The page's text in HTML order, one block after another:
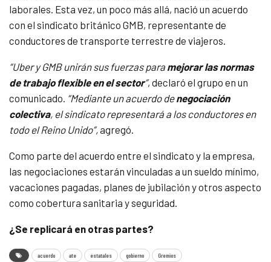
laborales. Esta vez, un poco más allá, nació un acuerdo
con el sindicato británico GMB, representante de
conductores de transporte terrestre de viajeros.
“Uber y GMB unirán sus fuerzas para mejorar las normas
de trabajo flexible en el sector”, declaró el grupo en un
comunicado. “Mediante un acuerdo denegociación
colectiva, el sindicato representará a los conductores en
todo el Reino Unido”,agregó.
Como parte del acuerdo entre el sindicato y la empresa,
las negociaciones estarán vinculadas a un sueldo mínimo,
vacaciones pagadas, planes de jubilación y otros aspecto
como cobertura sanitaria y seguridad.
¿Se replicará en otras partes?
acuerdo ate estatales gobierno Gremios